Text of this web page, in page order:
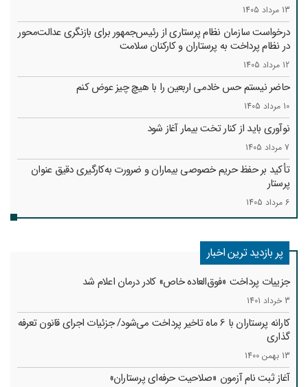
13 مرداد 1405
درخواست سازمان نظام پرستاری از رئیس‌جمهور برای بازنگری عدالت‌محور
در نظام پرداخت به پرستاران و کارکنان سلامت
12 مرداد 1405
حاضر نیستم حس خادمی اربعین را با هیچ چیز عوض کنم
10 مرداد 1405
نوآوری باید از کنار تخت بیمار آغاز شود
7 مرداد 1405
تأکید بر حفظ حریم خصوصی بیماران و ضرورت به‌کارگیری دقیق عنوان
پرستار
6 مرداد 1405
پر بازدید ترین اخبار
جزییات پرداخت «فوق‌العاده خاص» کادر درمان اعلام شد
3 خرداد 1401
کارانه‌ پرستاران با 6 ماه تاخیر پرداخت می‌شود/ جزئیات اجرای قانون تعرفه
گذاری
13 بهمن 1400
آغاز ثبت نام آزمون «صلاحیت حرفه‌ای پرستاران»